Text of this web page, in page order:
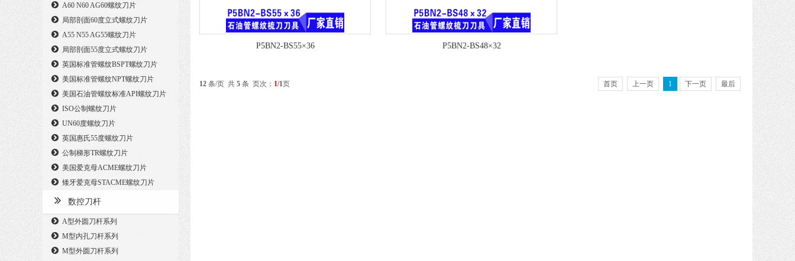
A60 N60 AG60螺纹刀片
局部剖面60度立式螺纹刀片
A55 N55 AG55螺纹刀片
局部剖面55度立式螺纹刀片
英国标准管螺纹BSPT螺纹刀片
美国标准管螺纹NPT螺纹刀片
美国石油管螺纹标准API螺纹刀片
ISO公制螺纹刀片
UN60度螺纹刀片
英国惠氏55度螺纹刀片
公制梯形TR螺纹刀片
美国爱克母ACME螺纹刀片
矮牙爱克母STACME螺纹刀片
数控刀杆
A型外圆刀杆系列
M型内孔刀杆系列
M型外圆刀杆系列
P5BN2-BS55×36 P5BN2-BS48×32
12 条/页 共 5 条 页次： 1/1页 首页 上一页 1 下一页 最后